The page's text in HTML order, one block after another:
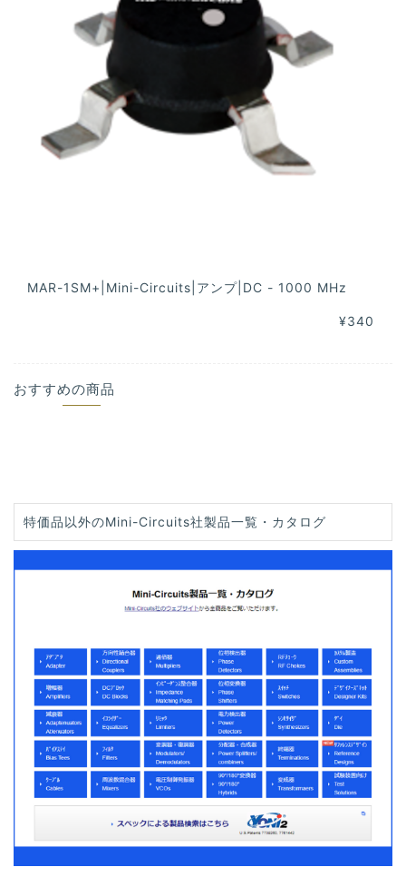
MAR-1SM+|Mini-Circuits|アンプ|DC - 1000 MHz
¥340
おすすめの商品
特価品以外のMini-Circuits社製品一覧・カタログ